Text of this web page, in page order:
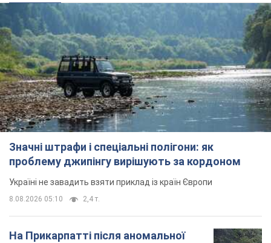
Значні штрафи і спеціальні полігони: як
проблему джипінгу вирішують за кордоном
Україні не завадить взяти приклад із країн Європи
8.08.2026 05:10 2,4 т.
На Прикарпатті після аномальної